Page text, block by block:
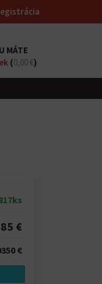
MÁTE
(0,00 €)
€
€